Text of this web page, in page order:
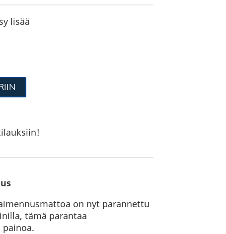
lisää
on nyt parannettu
tämä parantaa